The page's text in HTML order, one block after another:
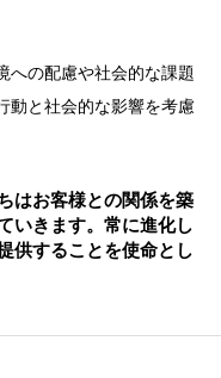
への配慮や社会的な課題
動と社会的な影響を考慮
はお客様との関係を築
いきます。常に進化し
供することを使命とし